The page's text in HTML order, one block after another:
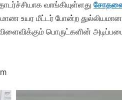
வாங்கியுள்ளது சோதனை
உயர மீட்டர் போன்ற
பொருட்களின் அடிப்படை